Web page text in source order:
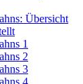
Übersicht
1
2
3
4